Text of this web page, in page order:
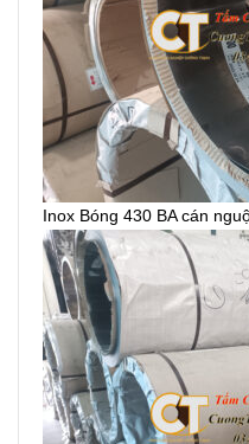
Inox Bóng 430 BA cán